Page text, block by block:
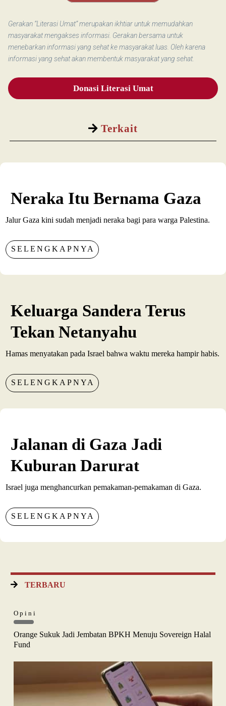
Terkait
Gerakan “Literasi Umat” merupakan ikhtiar untuk memudahkan
masyarakat mengakses informasi. Gerakan bersama untuk
menebarkan informasi yang sehat ke masyarakat luas. Oleh karena
informasi yang sehat akan membentuk masyarakat yang sehat.
Donasi Literasi Umat
Neraka Itu Bernama Gaza
Jalur Gaza kini sudah menjadi neraka bagi para warga Palestina.
SELENGKAPNYA
Keluarga Sandera Terus
Tekan Netanyahu
Hamas menyatakan pada Israel bahwa waktu mereka hampir habis.
SELENGKAPNYA
Jalanan di Gaza Jadi
Kuburan Darurat
Israel juga menghancurkan pemakaman-pemakaman di Gaza.
SELENGKAPNYA
TERBARU
Opini
Orange Sukuk Jadi Jembatan BPKH Menuju Sovereign Halal
Fund